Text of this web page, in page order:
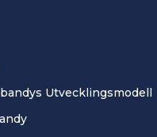
Utvecklingsmodell